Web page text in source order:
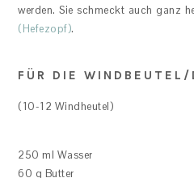
werden. Sie schmeckt auch ganz
(Hefezopf).
FÜR DIE WINDBEUTEL/
(10-12 Windheutel)
250 ml Wasser
60 g Butter